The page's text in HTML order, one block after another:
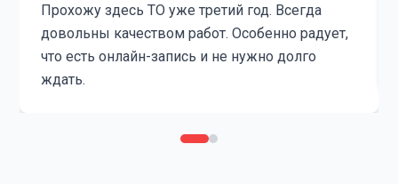
Прохожу здесь ТО уже третий год. Всегда
довольны качеством работ. Особенно радует,
что есть онлайн-запись и не нужно долго
ждать.